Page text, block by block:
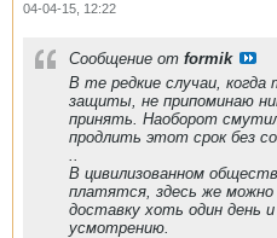
04-04-15, 12:22
Сообщение от formik
В те редкие случаи, когда
защиты, не припоминаю
принять. Наоборот
продлить этот срок без
..
В цивилизованном
платятся, здесь же можно
доставку хоть один день
усмотрению.